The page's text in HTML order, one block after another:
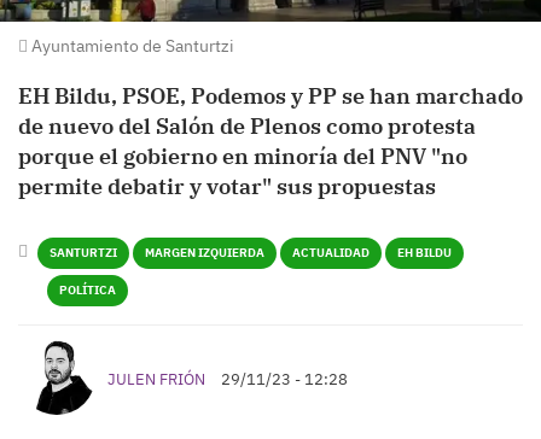
Ayuntamiento de Santurtzi
EH Bildu, PSOE, Podemos y PP se han marchado
de nuevo del Salón de Plenos como protesta
porque el gobierno en minoría del PNV "no
permite debatir y votar" sus propuestas
SANTURTZI MARGEN IZQUIERDA ACTUALIDAD EH BILDU
POLÍTICA
JULEN FRIÓN 29/11/23 - 12:28